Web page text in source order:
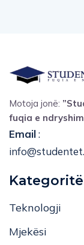
Motoja jonë:
fuqia e
Email:
Kategoritë
Teknologji
Mjekësi